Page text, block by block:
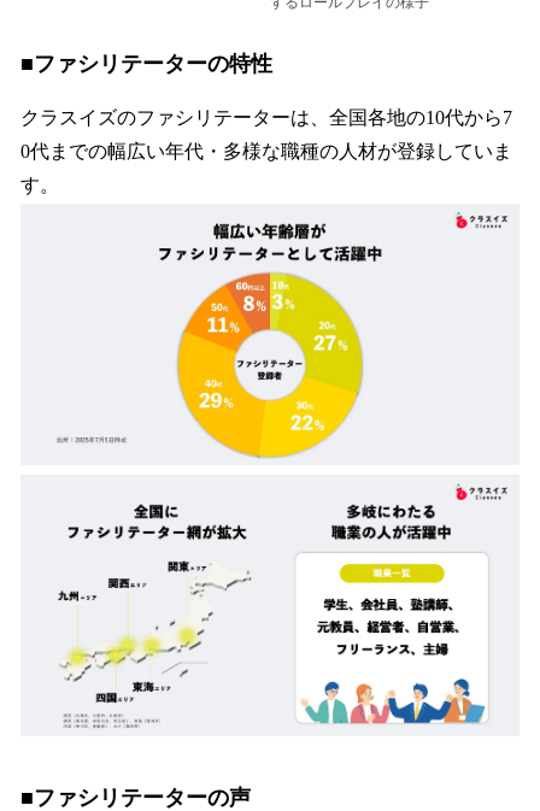
■ファシリテーターの特性
クラスイズのファシリテーターは、全国各地の10代から7
0代までの幅広い年代・多様な職種の人材が登録していま
す。
■ファシリテーターの声